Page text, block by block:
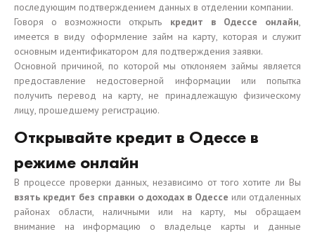
последующим подтверждением данных в отделении компании.
Говоря о возможности открыть кредит в Одессе онлайн,
имеется в виду оформление займ на карту, которая и служит
основным идентификатором для подтверждения заявки.
Основной причиной, по которой мы отклоняем займы является
предоставление недостоверной информации или попытка
получить перевод на карту, не принадлежащую физическому
лицу, прошедшему регистрацию.
Открывайте кредит в Одессе в
режиме онлайн
В процессе проверки данных, независимо от того хотите ли Вы
взять кредит без справки о доходах в Одессе или отдаленных
районах области, наличными или на карту, мы обращаем
внимание на информацию о владельце карты и данные